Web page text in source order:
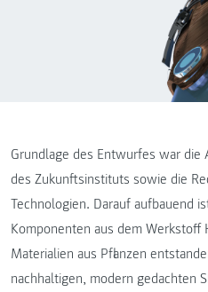
Grundlage des Entwurfes war die
des Zukunftsinstituts sowie die
Technologien. Darauf aufbauend
Komponenten aus dem Werkstoff
Materialien aus Pflanzen
nachhaltigen, modern gedachten